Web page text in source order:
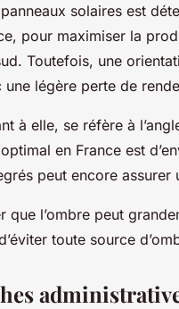
panneaux solaires est
pour maximiser la
Toutefois, une
légère perte de
à elle, se réfère à
en France est
peut encore assurer
que l’ombre peut
toute source